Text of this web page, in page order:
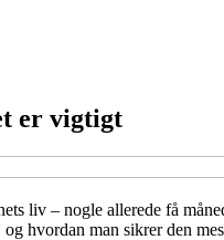
er vigtigt
liv – nogle allerede få
hvordan man sikrer den